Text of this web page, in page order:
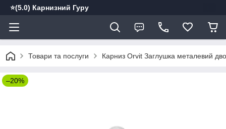
⭐️(5.0) Карнизний Гуру
Товари та послуги Карниз Orvit Заглушка металевий
–20%